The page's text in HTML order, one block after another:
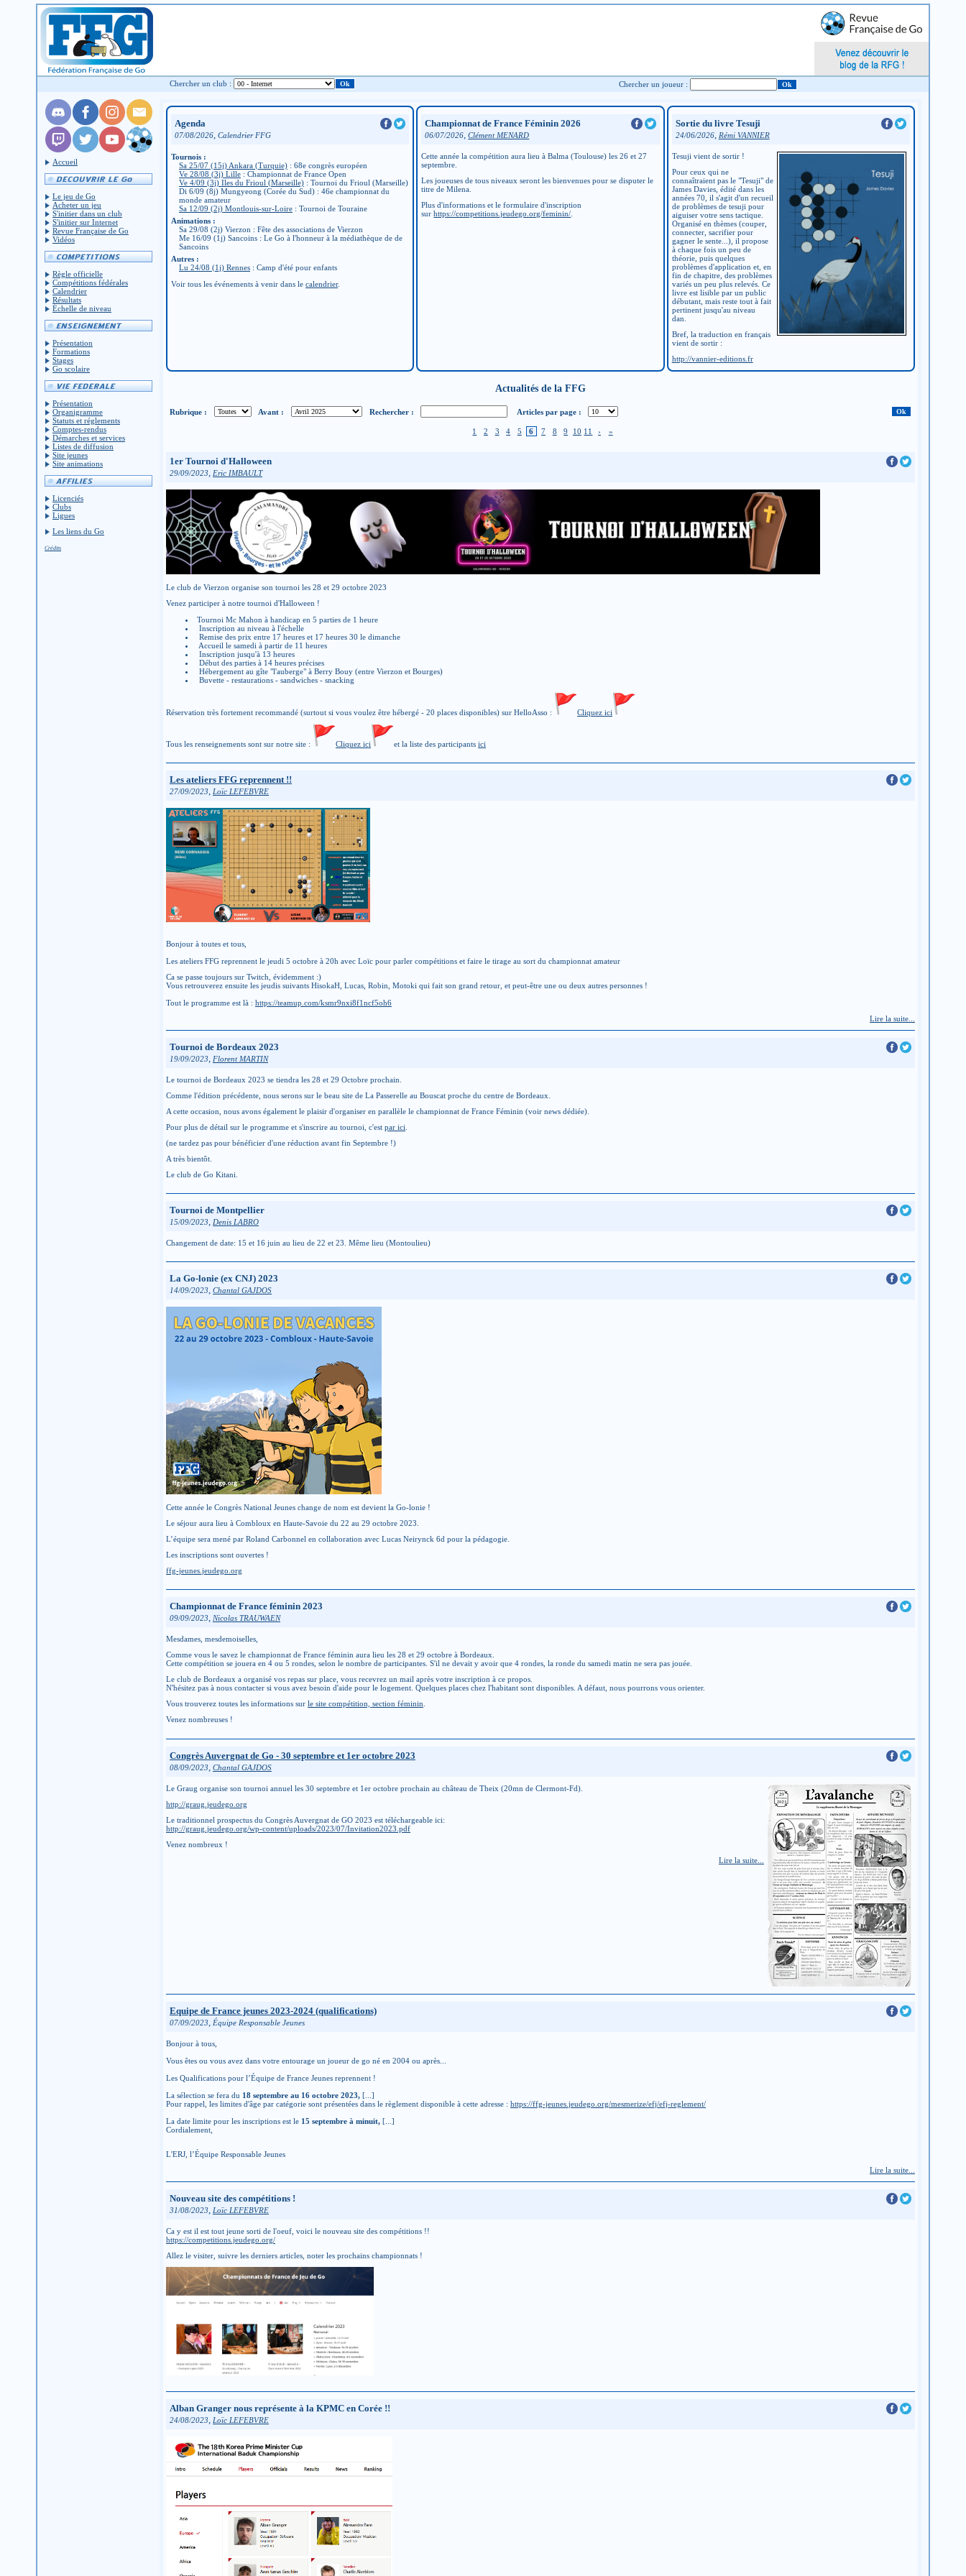
Chercher un club : Chercher un joueur :
Accueil
Le jeu de Go
Acheter un jeu
S'initier dans un club
S'initier sur Internet
Revue Française de Go
Vidéos
Règle officielle
Compétitions fédérales
Calendrier
Résultats
Échelle de niveau
Présentation
Formations
Stages
Go scolaire
Présentation
Organigramme
Statuts et réglements
Comptes-rendus
Démarches et services
Listes de diffusion
Site jeunes
Site animations
Licenciés
Clubs
Ligues
Les liens du Go
Crédits
Agenda
07/08/2026, Calendrier FFG
Tournois :
Sa 25/07 (15j) Ankara (Turquie) : 68e congrès européen
Ve 28/08 (3j) Lille : Championnat de France Open
Ve 4/09 (3j) Iles du Frioul (Marseille) : Tournoi du Frioul (Marseille)
Di 6/09 (8j) Mungyeong (Corée du Sud) : 46e championnat du
monde amateur
Sa 12/09 (2j) Montlouis-sur-Loire : Tournoi de Touraine
Animations :
Sa 29/08 (2j) Vierzon : Fête des associations de Vierzon
Me 16/09 (1j) Sancoins : Le Go à l'honneur à la médiathèque de de
Sancoins
Autres :
Lu 24/08 (1j) Rennes : Camp d'été pour enfants
Voir tous les événements à venir dans le calendrier.
Championnat de France Féminin 2026
06/07/2026,Clément MENARD
Cette année la compétition aura lieu à Balma (Toulouse) les 26 et 27
septembre.
Les joueuses de tous niveaux seront les bienvenues pour se disputer le
titre de Milena.
Plus d'informations et le formulaire d'inscription
surhttps://competitions.jeudego.org/feminin/
Sortie du livre Tesuji
24/06/2026, Rémi VANNIER
Tesuji vient de sortir !
Pour ceux qui ne
connaîtraient pas le "Tesuji" de
James Davies, édité dans les
années 70, il s'agit d'un recueil
de problèmes de tesuji pour
aiguiser votre sens tactique.
Organisé en thèmes (couper,
connecter, sacrifier pour
gagner le sente...), il propose
à chaque fois un peu de
théorie, puis quelques
problèmes d'application et, en
fin de chapitre, des problèmes
variés un peu plus relevés. Ce
livre est lisible par un public
débutant, mais reste tout à fait
pertinent jusqu'au niveau
dan.
Bref, la traduction en français
vient de sortir :
http://vannier-editions.fr
Actualités de la FFG
Rubrique : Avant : Rechercher : Articles par page :
1 2 3 4 5 6 7 8 9 10 11 › »
1er Tournoi d'Halloween
29/09/2023, Eric IMBAULT
Le club de Vierzon organise son tournoi les 28 et 29 octobre 2023
Venez participer à notre tournoi d'Halloween !
Tournoi Mc Mahon à handicap en 5 parties de 1 heure
Inscription au niveau à l'échelle
Remise des prix entre 17 heures et 17 heures 30 le dimanche
Accueil le samedi à partir de 11 heures
Inscription jusqu'à 13 heures
Début des parties à 14 heures précises
Hébergement au gîte "l'auberge" à Berry Bouy (entre Vierzon et Bourges)
Buvette - restaurations - sandwiches - snacking
Réservation très fortement recommandé (surtout si vous voulez être hébergé - 20 places disponibles) sur HelloAsso : Cliquez ici
Tous les renseignements sont sur notre site : Cliquez ici et la liste des participants ici
Les ateliers FFG reprennent !!
27/09/2023, Loïc LEFEBVRE
Bonjour à toutes et tous,
Les ateliers FFG reprennent le jeudi 5 octobre à 20h avec Loïc pour parler compétitions et faire le tirage au sort du championnat amateur
Ca se passe toujours sur Twitch, évidemment :)
Vous retrouverez ensuite les jeudis suivants HisokaH, Lucas, Robin, Motoki qui fait son grand retour, et peut-être une ou deux autres personnes !
Tout le programme est là : https://teamup.com/ksmr9nxi8f1ncf5oh6
Lire la suite...
Tournoi de Bordeaux 2023
19/09/2023, Florent MARTIN
Le tournoi de Bordeaux 2023 se tiendra les 28 et 29 Octobre prochain.
Comme l'édition précédente, nous serons sur le beau site de La Passerelle au Bouscat proche du centre de Bordeaux.
A cette occasion, nous avons également le plaisir d'organiser en parallèle le championnat de France Féminin (voir news dédiée).
Pour plus de détail sur le programme et s'inscrire au tournoi, c'est par ici
(ne tardez pas pour bénéficier d'une réduction avant fin Septembre !)
A très bientôt.
Le club de Go Kitani.
Tournoi de Montpellier
15/09/2023, Denis LABRO
Changement de date: 15 et 16 juin au lieu de 22 et 23. Même lieu (Montoulieu)
La Go-lonie (ex CNJ) 2023
14/09/2023, Chantal GAJDOS
Cette année le Congrès National Jeunes change de nom est devient la Go-lonie !
Le séjour aura lieu à Combloux en Haute-Savoie du 22 au 29 octobre 2023.
L’équipe sera mené par Roland Carbonnel en collaboration avec Lucas Neirynck 6d pour la pédagogie.
Les inscriptions sont ouvertes !
ffg-jeunes.jeudego.org
Championnat de France féminin 2023
09/09/2023, Nicolas TRAUWAEN
Mesdames, mesdemoiselles,
Comme vous le savez le championnat de France féminin aura lieu les 28 et 29 octobre à Bordeaux.
Cette compétition se jouera en 4 ou 5 rondes, selon le nombre de participantes. S'il ne devait y avoir que 4 rondes, la ronde du samedi matin ne sera pas jouée.
Le club de Bordeaux a organisé vos repas sur place, vous recevrez un mail après votre inscription à ce propos.
N'hésitez pas à nous contacter si vous avez besoin d'aide pour le logement. Quelques places chez l'habitant sont disponibles. A défaut, nous pourrons vous orienter.
Vous trouverez toutes les informations sur le site compétition, section féminin.
Venez nombreuses !
Congrès Auvergnat de Go - 30 septembre et 1er octobre 2023
08/09/2023 Chantal GAJDOS
Le Graug organise son tournoi annuel les 30 septembre et 1er octobre prochain au château de Theix (20mn de Clermont-Fd).
http://graug.jeudego.org
Le traditionnel prospectus du Congrès Auvergnat de GO 2023 est téléchargeable ici:
http://graug.jeudego.org/wp-content/uploads/2023/07/Invitation2023.pdf
Venez nombreux !
Lire la suite...
Equipe de France jeunes 2023-2024 (qualifications)
07/09/2023 Équipe Responsable Jeunes
Bonjour à tous,
Vous êtes ou vous avez dans votre entourage un joueur de go né en 2004 ou après...
Les Qualifications pour l’Équipe de France Jeunes reprennent !
La sélection se fera du 18 septembre au 16 octobre 2023, [...]
Pour rappel, les limites d'âge par catégorie sont présentées dans le règlement disponible à cette adresse : https://ffg-jeunes.jeudego.org/mesmerize/efj/efj-reglement/
La date limite pour les inscriptions est le 15 septembre à minuit, [...]
Cordialement,
L'ERJ, l’Équipe Responsable Jeunes
Lire la suite...
Nouveau site des compétitions !
31/08/2023 Loïc LEFEBVRE
Ca y est il est tout jeune sorti de l'oeuf, voici le nouveau site des compétitions !!
https://competitions.jeudego.org/
Allez le visiter, suivre les derniers articles, noter les prochains championnats !
Alban Granger nous représente à la KPMC en Corée !!
24/08/2023 Loïc LEFEBVRE